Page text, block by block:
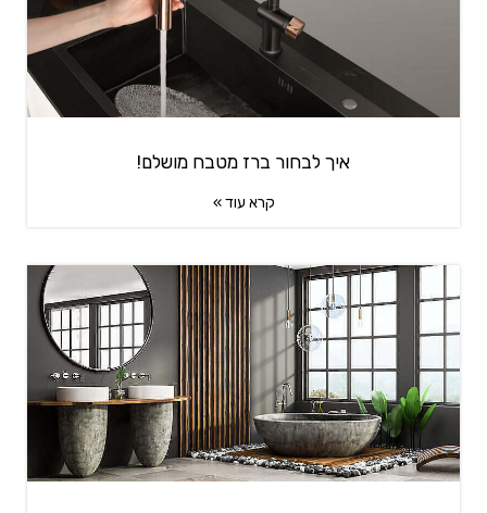
איך לבחור ברז מטבח מושלם!
קרא עוד »